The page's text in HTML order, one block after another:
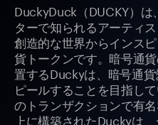
DuckyDuck（DUCKY）は
ターで知られるアーティ
創造的な世界からインス
貨トークンです。暗号通
置するDuckyは、暗号通
ピールすることを目指し
のトランザクションで有
上に構築されたDuckyは